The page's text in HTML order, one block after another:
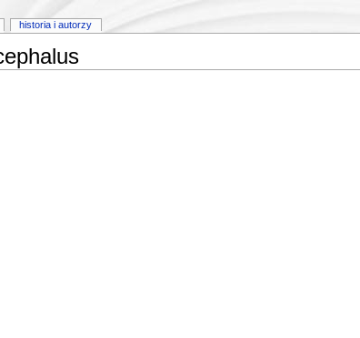
historia i autorzy